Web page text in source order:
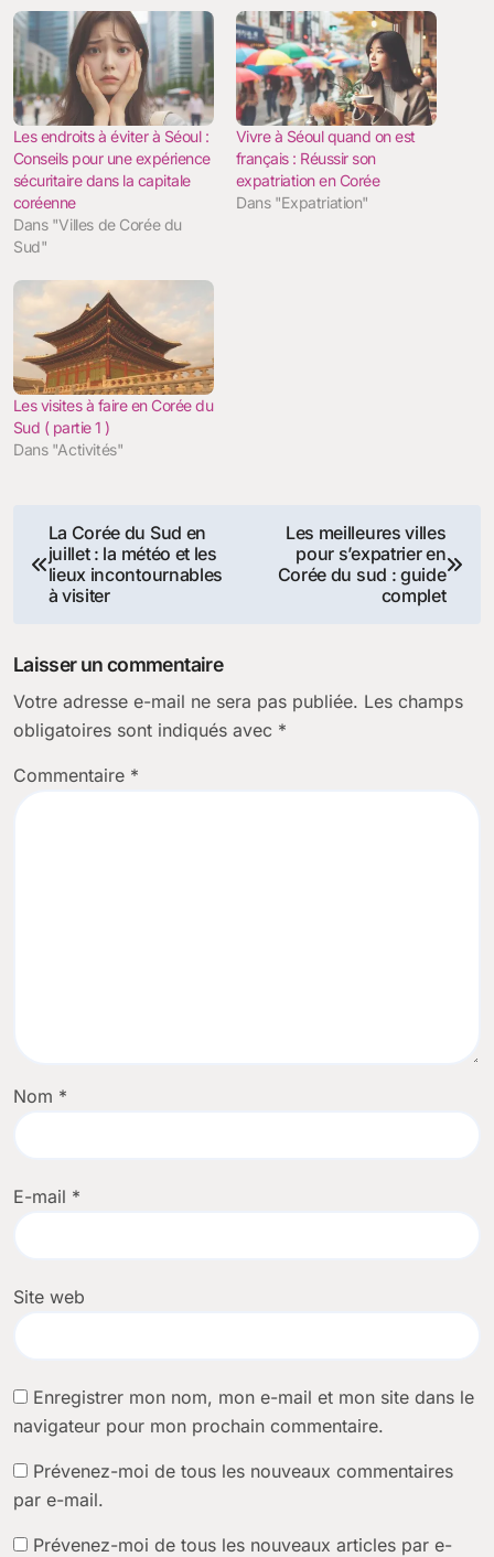
Les endroits à éviter à Séoul :
Conseils pour une expérience
sécuritaire dans la capitale
coréenne
Dans "Villes de Corée du
Sud"
Vivre à Séoul quand on est
français : Réussir son
expatriation en Corée
Dans "Expatriation"
Les visites à faire en Corée du
Sud ( partie 1 )
Dans "Activités"
Navigation
de
La Corée du Sud en
juillet : la météo et les
lieux incontournables
à visiter
Les meilleures villes
pour s’expatrier en
Corée du sud : guide
complet
Laisser un commentaire
Votre adresse e-mail ne sera pas publiée. Les champs
obligatoires sont indiqués avec *
Commentaire *
Nom *
E-mail *
Site web
Enregistrer mon nom, mon e-mail et mon site dans le
navigateur pour mon prochain commentaire.
Prévenez-moi de tous les nouveaux commentaires
par e-mail.
Prévenez-moi de tous les nouveaux articles par e-